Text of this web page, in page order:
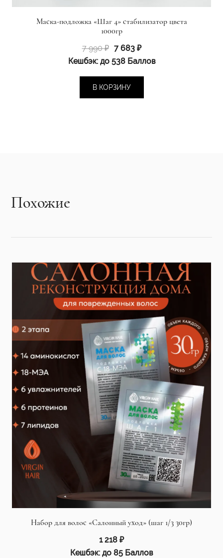
Маска-подложка «Шаг 4» стабилизатор цвета
1000гр
7 990₽ Первоначальная
цена
7
990 ₽.
7 683 ₽Текущая
цена:
Кешбэк:до 538 Баллов
В КОРЗИНУ
Похожие
Набор для волос «Салонный уход» (шаг 1/3 30гр)
1 218 ₽
Кешбэк: до 85 Баллов